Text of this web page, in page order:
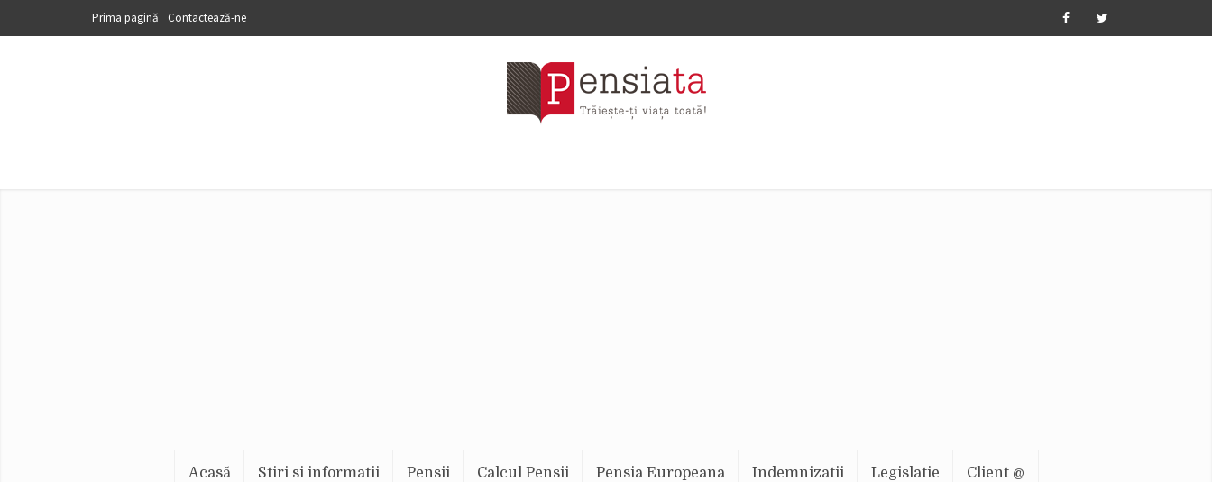
Prima pagină Contactează-ne
Acasă Stiri si informatii Pensii Calcul Pensii Pensia Europeana Indemnizatii Legislatie Client @